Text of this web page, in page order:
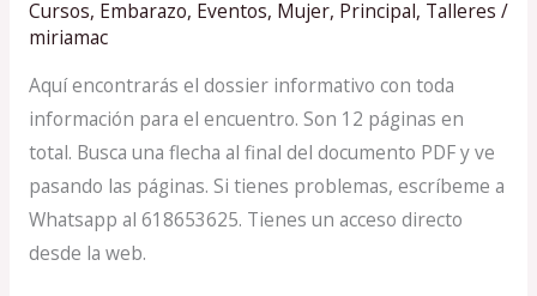
Cursos, Embarazo, Eventos, Mujer, Principal, Talleres /
miriamac
Aquí encontrarás el dossier informativo con toda
información para el encuentro. Son 12 páginas en
total. Busca una flecha al final del documento PDF y ve
pasando las páginas. Si tienes problemas, escríbeme a
Whatsapp al 618653625. Tienes un acceso directo
desde la web.
BLESSING
17
OCTUBRE